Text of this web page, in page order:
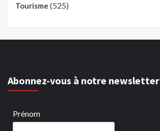
Tourisme (525)
Abonnez-vous à notre newsletter
Prénom